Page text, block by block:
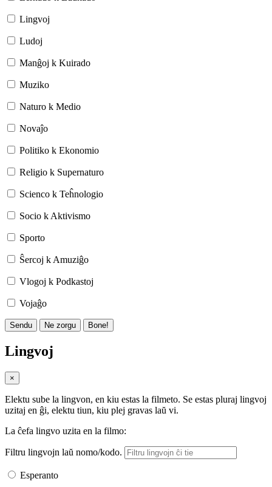
Lingvoj
Ludoj
Manĝoj k Kuirado
Muziko
Naturo k Medio
Novaĵo
Politiko k Ekonomio
Religio k Supernaturo
Scienco k Teĥnologio
Socio k Aktivismo
Sporto
Ŝercoj k Amuziĝo
Vlogoj k Podkastoj
Vojaĝo
Sendu Ne zorgu Bone!
Lingvoj
×
Elektu sube la lingvon, en kiu estas la filmeto. Se estas pluraj lingvoj
uzitaj en ĝi, elektu tiun, kiu plej gravas laŭ vi.
La ĉefa lingvo uzita en la filmo:
Filtru lingvojn laŭ nomo/kodo.
Esperanto